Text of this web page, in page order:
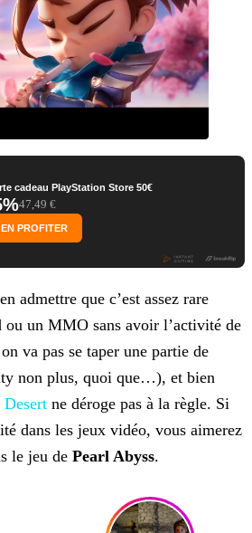
cadeau PlayStation Store 50€
47,49 €
EN PROFITER
admettre que c’est assez rare
ou un MMO sans avoir l’activité de
va pas se taper une partie de
non plus, quoi que…), et bien
ne déroge pas à la règle. Si
dans les jeux vidéo, vous aimerez
le jeu de Pearl Abyss.